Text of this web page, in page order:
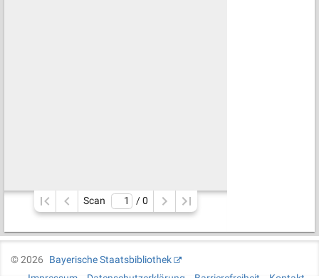
Scan / 0
©2026
Bayerische Staatsbibliothek